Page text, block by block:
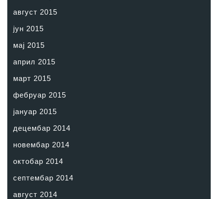
август 2015
јун 2015
мај 2015
април 2015
март 2015
фебруар 2015
јануар 2015
децембар 2014
новембар 2014
октобар 2014
септембар 2014
август 2014